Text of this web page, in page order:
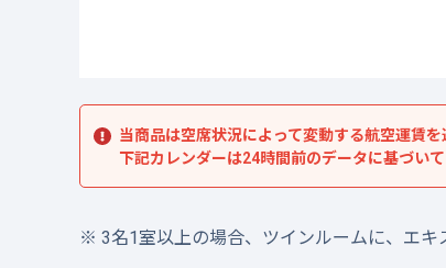
当商品は空席状況によって変動する航空運賃を
下記カレンダーは24時間前のデータに基づい
3名1室以上の場合、ツインルームに、エ